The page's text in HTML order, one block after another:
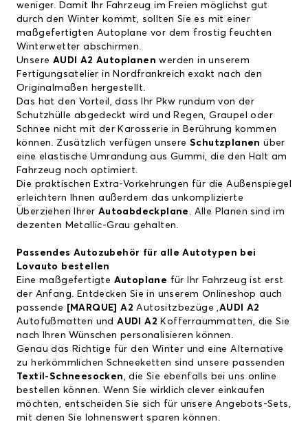
weniger. Damit Ihr Fahrzeug im Freien möglichst gut
durch den Winter kommt, sollten Sie es mit einer
maßgefertigten Autoplane vor dem frostig feuchten
Winterwetter abschirmen.
Unsere AUDI A2 Autoplanen werden in unserem
Fertigungsatelier in Nordfrankreich exakt nach den
Originalmaßen hergestellt.
Das hat den Vorteil, dass Ihr Pkw rundum von der
Schutzhülle abgedeckt wird und Regen, Graupel oder
Schnee nicht mit der Karosserie in Berührung kommen
können. Zusätzlich verfügen unsere Schutzplanen über
eine elastische Umrandung aus Gummi, die den Halt am
Fahrzeug noch optimiert.
Die praktischen Extra-Vorkehrungen für die Außenspiegel
erleichtern Ihnen außerdem das unkomplizierte
Überziehen Ihrer Autoabdeckplane . Alle Planen sind im
dezenten Metallic-Grau gehalten.
Passendes Autozubehör für alle Autotypen bei
Lovauto bestellen
Eine maßgefertigte Autoplane für Ihr Fahrzeug ist erst
der Anfang. Entdecken Sie in unserem Onlineshop auch
passende
[MARQUE] A2Autositzbezüge ,AUDI A2
Autofußmatten undAUDI A2 Kofferraummatten, die Sie
nach Ihren Wünschen personalisieren können.
Genau das Richtige für den Winter und eine Alternative
zu herkömmlichen Schneeketten sind unsere passenden
Textil-Schneesocken, die Sie ebenfalls bei uns online
bestellen können. Wenn Sie wirklich clever einkaufen
möchten, entscheiden Sie sich für unsere Angebots-Sets,
mit denen Sie lohnenswert sparen können.